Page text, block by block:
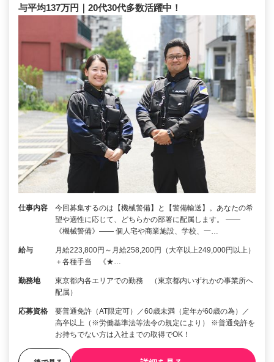
与平均137万円｜20代30代多数活躍中！
仕事内容
今回募集するのは【機械警備】と【警備輸送】。あなたの希
望や適性に応じて、どちらかの部署に配属します。 ――
《機械警備》―― 個人宅や商業施設、学校、一…
給与
月給223,800円～月給258,200円（大卒以上249,000円以上）
＋各種手当 《★…
勤務地
東京都内各エリアでの勤務 （東京都内いずれかの事業所へ
配属）
応募資格
要普通免許（AT限定可）／60歳未満（定年が60歳の為）／
高卒以上（※労働基準法等法令の規定により） ※普通免許を
お持ちでない方は入社までの取得でOK！